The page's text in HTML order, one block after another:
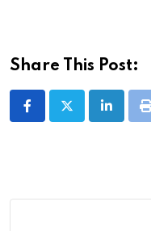
Share This Post:
LinkedIn